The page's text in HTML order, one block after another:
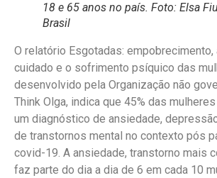
18 e 65 anos no país. Foto: Elsa
Brasil
O relatório Esgotadas: empobrecimento,
cuidado e o sofrimento psíquico das
desenvolvido pela Organização não
Think Olga, indica que 45% das
um diagnóstico de ansiedade,
de transtornos mental no contexto pós
covid-19. A ansiedade, transtorno mais
faz parte do dia a dia de 6 em cada 10